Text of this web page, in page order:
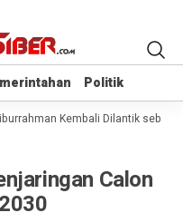
Politik
Politik
Kembali Dilantik sebagai
Calon